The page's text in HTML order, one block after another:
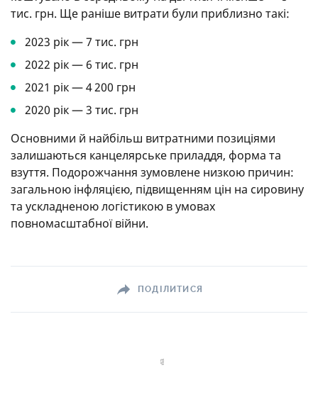
тис. грн. Ще раніше витрати були приблизно такі:
2023 рік — 7 тис. грн
2022 рік — 6 тис. грн
2021 рік — 4 200 грн
2020 рік — 3 тис. грн
Основними й найбільш витратними позиціями
залишаються канцелярське приладдя, форма та
взуття. Подорожчання зумовлене низкою причин:
загальною інфляцією, підвищенням цін на сировину
та ускладненою логістикою в умовах
повномасштабної війни.
ПОДІЛИТИСЯ